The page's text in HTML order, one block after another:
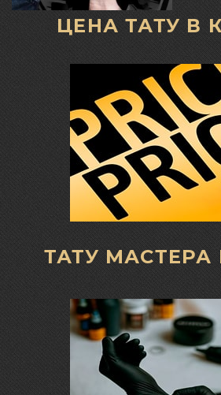
ЦЕНА ТАТУ В
ТАТУ МАСТЕРА